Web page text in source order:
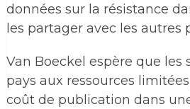
données sur la résistance
les partager avec les autres
Van Boeckel espère que les
pays aux ressources
coût de publication dans